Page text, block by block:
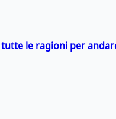
le ragioni per